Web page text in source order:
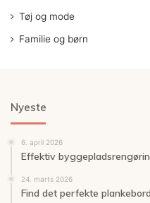
Tøj og mode
Familie og børn
Nyeste
6. april 2026
Effektiv
24. marts 2026
Find det perfekte